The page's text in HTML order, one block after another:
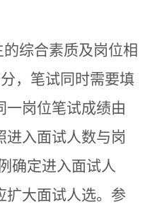
综合素质及岗位相
，笔试同时需要填
一岗位笔试成绩由
进入面试人数与岗
确定进入面试人
扩大面试人选。参